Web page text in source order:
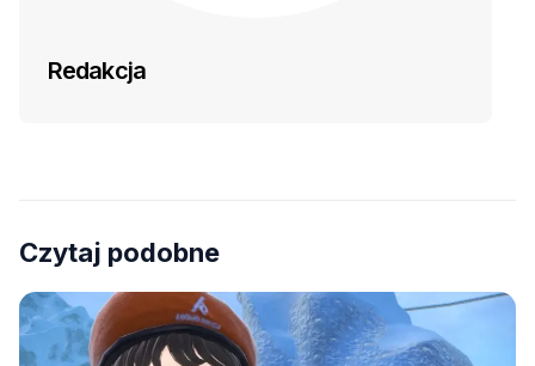
Redakcja
Czytaj podobne